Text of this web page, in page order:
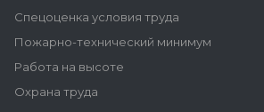
Спецоценка условия труда
Пожарно-технический минимум
Работа на высоте
Охрана труда